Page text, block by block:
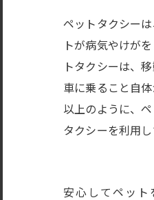
ペットタクシー
トが病気やけが
トタクシーは、
車に乗ること自
以上のように、
タクシーを利用
安心してペッ